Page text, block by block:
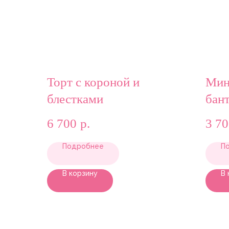
Торт с короной и
блестками
6 700 р.
Подробнее
В корзину
3
В